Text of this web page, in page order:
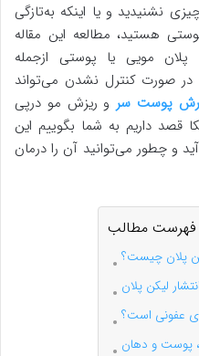
نشنیدید و یا اینکه به‌تازگی
هستید، مطالعه این مقاله
مویی یا پوستی ازجمله
در صورت کنترل نشدن می‌تواند
پوست سرو ریزش مو درپی
قصد داریم به شما بگوییم این
و چطور می‌توانید آن را درمان
فهرست مطالب
پلان چیست؟
لیکن پلان
عفونی است؟
پوست و دهان